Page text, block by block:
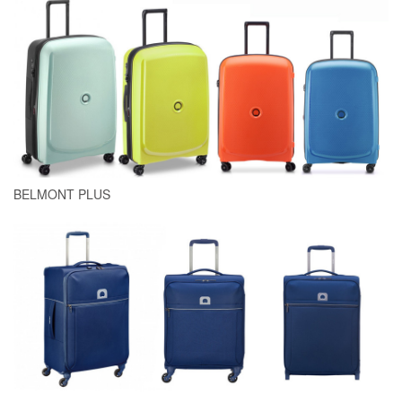
BELMONT PLUS